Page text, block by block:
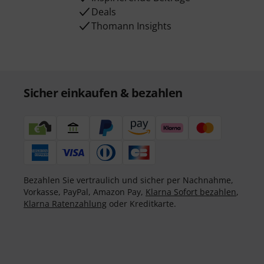
Deals
Thomann Insights
Sicher einkaufen & bezahlen
Bezahlen Sie vertraulich und sicher per Nachnahme,
Vorkasse, PayPal, Amazon Pay, Klarna Sofort bezahlen,
Klarna Ratenzahlung oder Kreditkarte.